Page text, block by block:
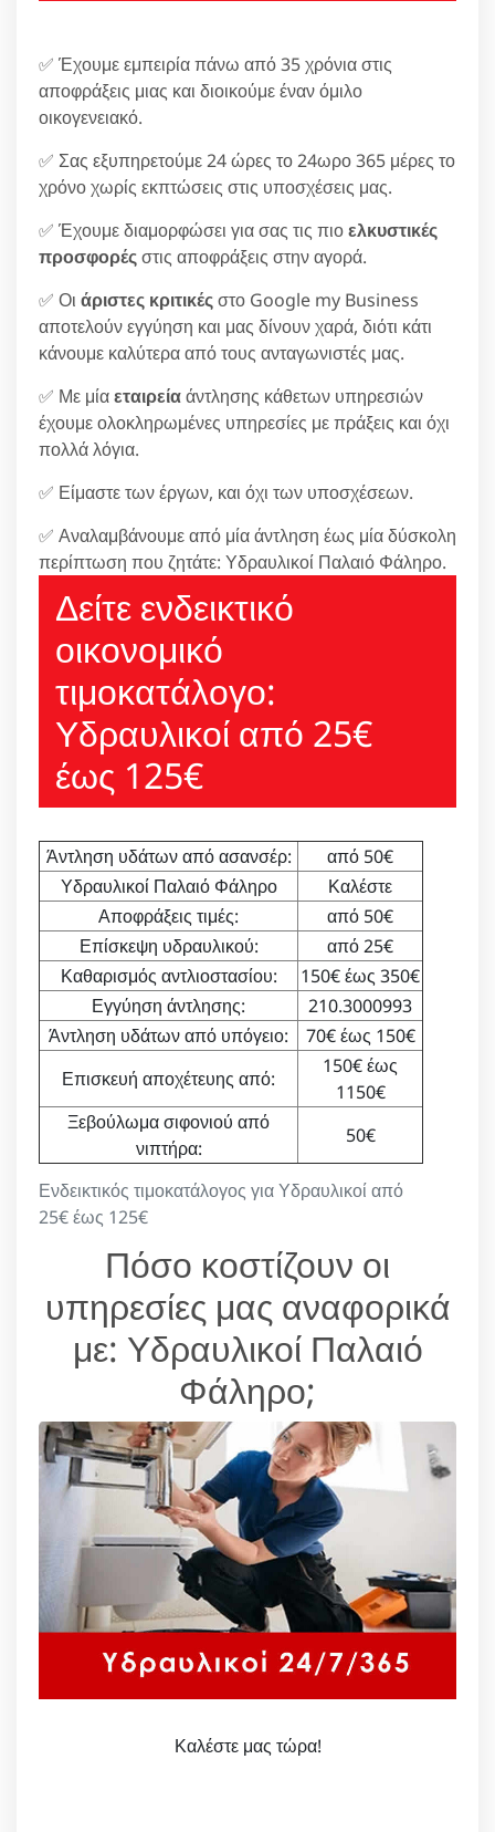
✅ Έχουμε εμπειρία πάνω από 35 χρόνια στις
αποφράξεις μιας και διοικούμε έναν όμιλο
οικογενειακό.
✅ Σας εξυπηρετούμε 24 ώρες το 24ωρο 365 μέρες το
χρόνο χωρίς εκπτώσεις στις υποσχέσεις μας.
✅ Έχουμε διαμορφώσει για σας τις πιοελκυστικές
προσφορέςστις αποφράξεις στην αγορά.
✅ Οι άριστες κριτικέςστο Google my Business
αποτελούν εγγύηση και μας δίνουν χαρά, διότι κάτι
κάνουμε καλύτερα από τους ανταγωνιστές μας.
✅ Με μίαεταιρείαάντλησης κάθετων υπηρεσιών
έχουμε ολοκληρωμένες υπηρεσίες με πράξεις και όχι
πολλά λόγια.
✅ Είμαστε των έργων, και όχι των υποσχέσεων.
✅ Αναλαμβάνουμε από μία άντληση έως μία δύσκολη
περίπτωση που ζητάτε: Υδραυλικοί Παλαιό Φάληρο.
Δείτε ενδεικτικό
οικονομικό
τιμοκατάλογο:
Υδραυλικοί από 25€
έως 125€
Ενδεικτικός τιμοκατάλογος για Υδραυλικοί από
25€ έως 125€
Άντληση υδάτων από ασανσέρ:
από 50€
Υδραυλικοί Παλαιό Φάληρο
Καλέστε
Αποφράξεις τιμές:
από 50€
Επίσκεψη υδραυλικού:
από 25€
Καθαρισμός αντλιοστασίου:
150€ έως 350€
Εγγύηση άντλησης:
210.3000993
Άντληση υδάτων από υπόγειο:
70€ έως 150€
Επισκευή αποχέτευης από:
150€ έως
1150€
Ξεβούλωμα σιφονιού από
νιπτήρα:
50€
Πόσο κοστίζουν οι
υπηρεσίες μας αναφορικά
με: Υδραυλικοί Παλαιό
Φάληρο;
Καλέστε μας τώρα!